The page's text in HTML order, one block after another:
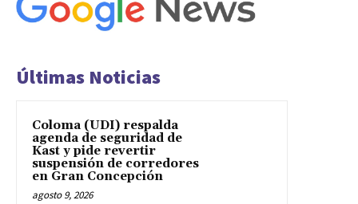
Últimas Noticias
Coloma (UDI) respalda
agenda de seguridad de
Kast y pide revertir
suspensión de corredores
en Gran Concepción
agosto 9, 2026